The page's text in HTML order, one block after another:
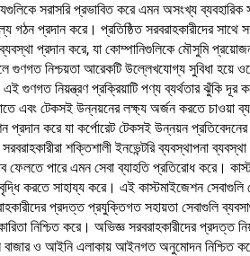
সরাসরি প্রভাবিত করে এমন অসংখ্য
গঠন প্রদান করে। প্রতিষ্ঠিত সরবরাহকারীদের
ব্যবস্থা প্রদান করে, যা কোম্পানিগুলিকে মৌসুমি
নিশ্চয়তা আরেকটি উল্লেখযোগ্য সুবিধা হয়ে
নিয়ন্ত্রণ প্রক্রিয়াটি পণ্য ব্যর্থতার ঝুঁকি দূর
এবং টেকসই উন্নয়নের লক্ষ্য অর্জন করতে চাওয়া
প্রদান করে যা কর্পোরেট টেকসই উন্নয়ন
শক্তিশালী ইনভেন্টরি ব্যবস্থাপনা
পারে এমন সেবা ব্যাহতি প্রতিরোধ করে।
করতে সাহায্য করে। এই কাস্টমাইজেশন সেবাগুলি
প্রদত্ত প্রযুক্তিগত সহায়তা সেবাগুলি
নিশ্চিত করে। অভিজ্ঞ সরবরাহকারীদের
বাজার ও আইনি এলাকায় আইনগত অনুমোদন নিশ্চিত